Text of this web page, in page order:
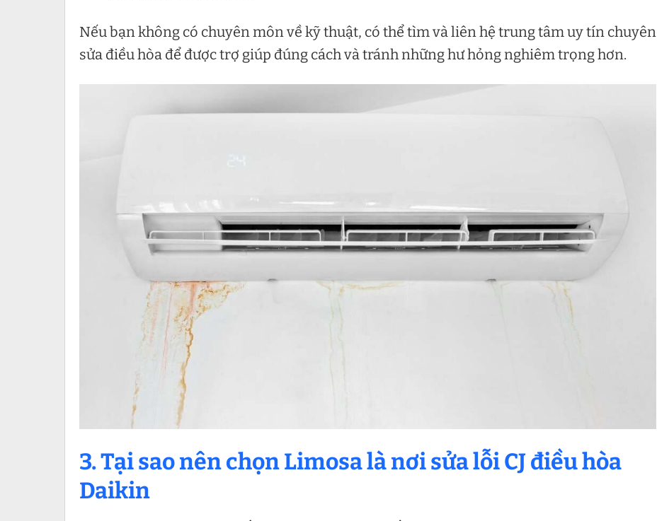
Nếu bạn không có chuyên môn về kỹ thuật, có thể tìm và liên hệ trung tâm uy tín chuyên
sửa điều hòa để được trợ giúp đúng cách và tránh những hư hỏng nghiêm trọng hơn.
3. Tại sao nên chọn Limosa là nơi sửa lỗi CJ điều hòa
Daikin